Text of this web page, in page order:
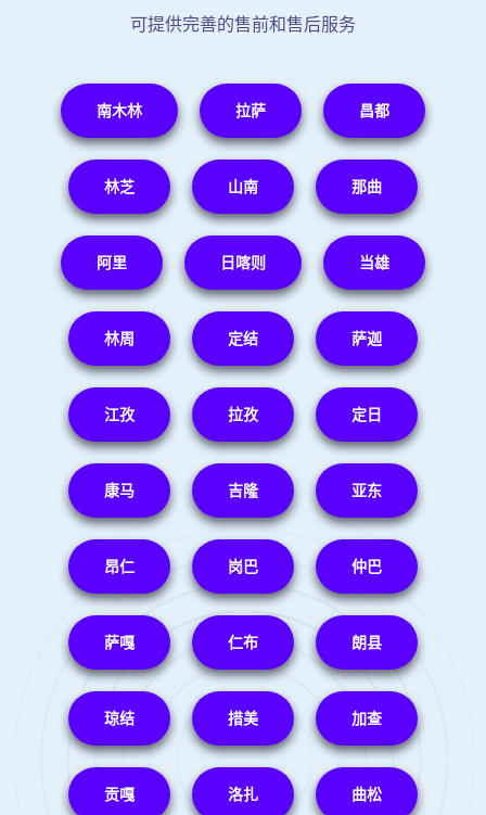
可提供完善的售前和售后服务
南木林 拉萨 昌都
林芝 山南 那曲
阿里 日喀则 当雄
林周 定结 萨迦
江孜 拉孜 定日
康马 吉隆 亚东
昂仁 岗巴 仲巴
萨嘎 仁布 朗县
琼结 措美 加查
贡嘎 洛扎 曲松